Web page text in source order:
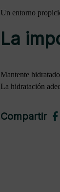
Un entorno
La
Mantente
La hidratación
Compartir